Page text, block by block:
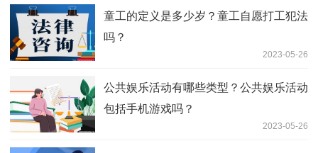
童工的定义是多少岁？童工自愿打工犯法
吗？
2023-05-26
公共娱乐活动有哪些类型？公共娱乐活动
包括手机游戏吗？
2023-05-26